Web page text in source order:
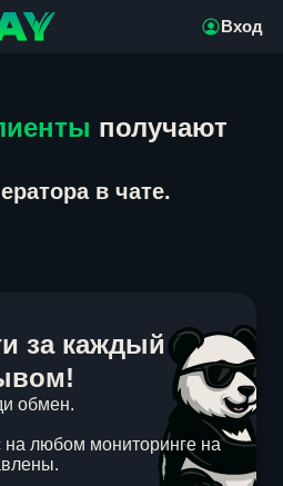
Вход
получают
в чате.
за каждый
обмен.
любом мониторинге на